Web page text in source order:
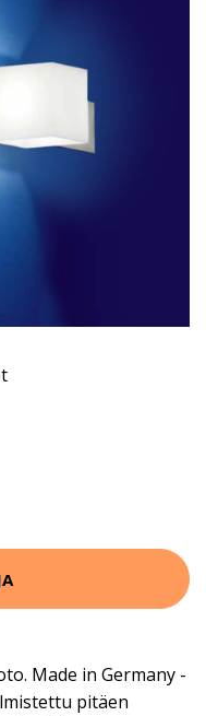
Made in Germany -
pitäen